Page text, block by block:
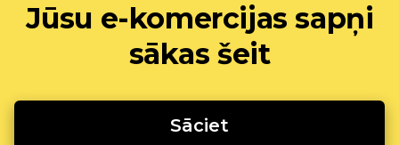
Jūsu e-komercijas sapņi
sākas šeit
Sāciet